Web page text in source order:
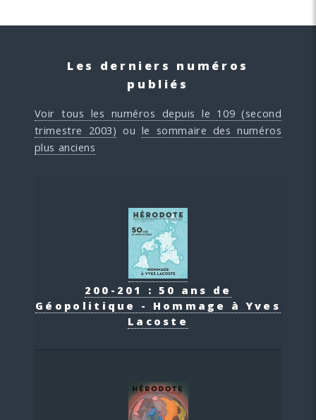
Les derniers numéros
publiés
Voir tous les numéros depuis le 109 (second
trimestre 2003) ou le sommaire des numéros
plus anciens
200-201 : 50 ans de
Géopolitique - Hommage à Yves
Lacoste